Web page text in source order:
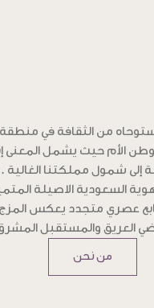
من الثقافة في منطقة
الأم حيث يشمل المعنى
إلى شمول مملكتنا
السعودية الاصيلة
عصري متجدد يعكس
العريق والمستقبل
من نحن